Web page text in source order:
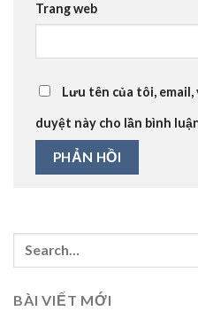
Trang web
Lưu tên của tôi,
duyệt này cho lần bình
BÀI VIẾT MỚI